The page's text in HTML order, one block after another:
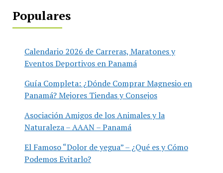
Populares
Calendario 2026 de Carreras, Maratones y
Eventos Deportivos en Panamá
Guía Completa: ¿Dónde Comprar Magnesio en
Panamá? Mejores Tiendas y Consejos
Asociación Amigos de los Animales y la
Naturaleza – AAAN – Panamá
El Famoso “Dolor de yegua” – ¿Qué es y Cómo
Podemos Evitarlo?